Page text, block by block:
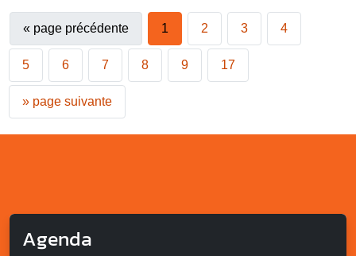
« page précédente 1 2 3 4
5 6 7 8 9 17
» page suivante
Agenda